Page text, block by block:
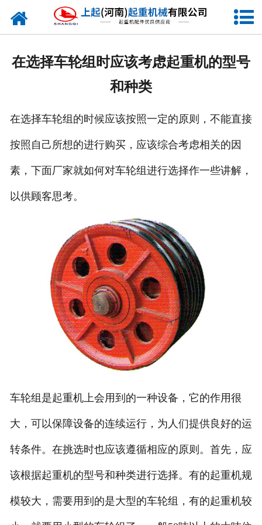
网站首页
资质证书
联系我们
在选择车轮组时应该考虑起重机的型号
和种类
在选择车轮组的时候应该按照一定的原则，不能直接
按照自己所想的进行购买，应该综合考虑相关的因
素，下面厂家就如何对车轮组进行选择作一些讲解，
以供顾客思考。
车轮组是起重机上会用到的一种设备，它的作用很
大，可以保障设备的连续运行，为人们提供良好的运
转条件。在挑选时也应该遵循相应的原则。首先，应
该根据起重机的型号和种类进行选择。有的起重机规
模较大，需要用到的是大型的车轮组，有的起重机较